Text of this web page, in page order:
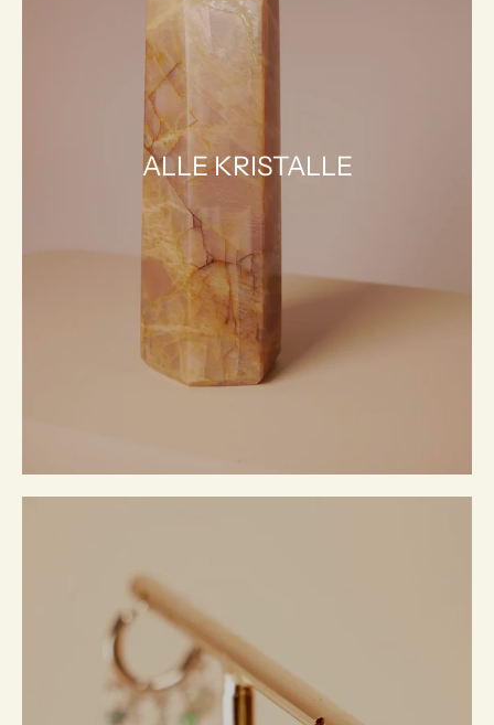
ALLE KRISTALLE